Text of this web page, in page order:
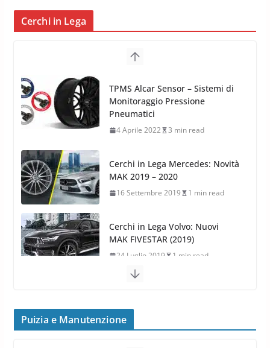
Cerchi in Lega
TPMS Alcar Sensor – Sistemi di
Monitoraggio Pressione
Pneumatici
4 Aprile 2022 3 min read
Cerchi in Lega Mercedes: Novità
MAK 2019 – 2020
16 Settembre 2019 1 min read
Cerchi in Lega Volvo: Nuovi
MAK FIVESTAR (2019)
24 Luglio 2019 1 min read
frenata e handling
8 Aprile 2026 7 min read
Puizia e Manutenzione